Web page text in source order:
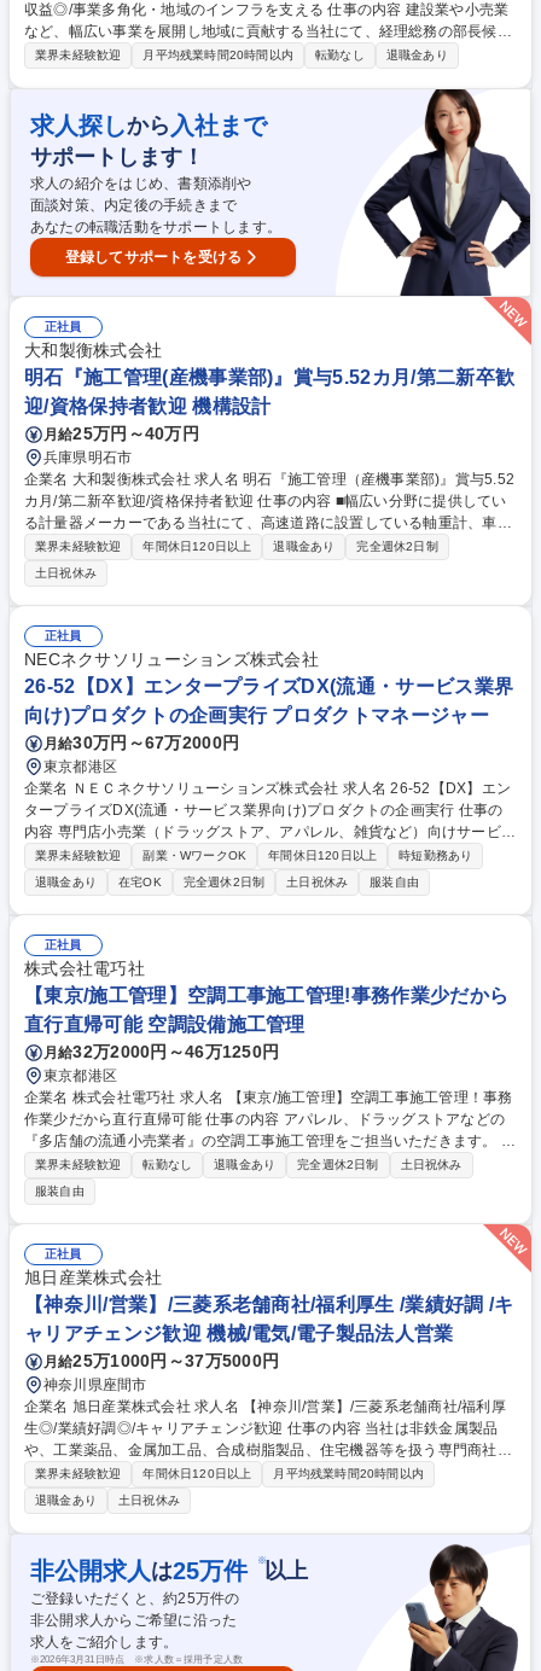
収益◎/事業多角化・地域のインフラを支える 仕事の内容 建設業や小売業
など、幅広い事業を展開し地域に貢献する当社にて、経理総務の部長候補
として経営に関わる幅広い業務をお任せします。まずは経理の実務からス
理部長としての活躍を期待しているポジションです。 ・出入金対応、支払
い業務、月次・年次決算、システムへの入力 ・売上原価管理、出納業務、
税務関連対応、給与計算、勤怠管理、備品管理 ・売上や利益等の会計デー
タ集計、資料作成 ・管理会計、キャッシュフロー試算表などの作成、経営
に必要な数字分析 ・建設業の入札申請、経営事項審査（経審）などの手続
き 募集職種 【一関/経理】幹部候補/5年連続増収益◎/事業多角化・地域の
インフラを支える
業界未経験歓迎 月平均残業時間20時間以内 転勤なし 退職金あり
求人探しから 入社まで
サポートします！
求人の紹介をはじめ、書類添削や
面談対策、内定後の手続きまで
あなたの転職活動をサポートします。
登録してサポートを受ける
正社員
大和製衡株式会社
明石『施工管理(産機事業部)』賞与5.52カ月/第二新卒歓
迎/資格保持者歓迎 機構設計
月給25万円～40万円
兵庫県明石市
企業名 大和製衡株式会社 求人名 明石『施工管理（産機事業部)』賞与5.52
カ月/第二新卒歓迎/資格保持者歓迎 仕事の内容 ■幅広い分野に提供してい
る計量器メーカーである当社にて、高速道路に設置している軸重計、車重
計の施工管理業務（特に現場代理人、主任技術者としての業務）をお任せ
します。 【具体的には】■施工計画の立案、工程管理（現場調査を行い、
発注仕様に基づいた施工計画を立案し、竣工までの工程を管理）■機器
（軸重計、車重計）の品質確認（図面・仕様書通りに機器が製作できてい
ることの品質確認、機能確認、検査成績書、写真台帳の作成）■発注者の
立会検査対応■下請け技術者統括■現地据付工事の対応■現地工事完了後の
竣工業務（書籍、写真等）※建物の改変を伴う業務は含まない 募集職種
明石『施工管理（産機事業部)』賞与5.52カ月/第二新卒歓迎/資格保持者歓
迎
業界未経験歓迎 年間休日120日以上 退職金あり
完全週休2日制
土日祝休み
正社員
NECネクサソリューションズ株式会社
26-52【DX】エンタープライズDX(流通・サービス業界
向け)プロダクトの企画実行 プロダクトマネージャー
月給30万円～67万2000円
東京都港区
企業名 ＮＥＣネクサソリューションズ株式会社 求人名 26-52【DX】エン
タープライズDX(流通・サービス業界向け)プロダクトの企画実行 仕事の
内容 専門店小売業（ドラッグストア、アパレル、雑貨など）向けサービス
「storeGATE」を軸に、プロダクトの企画と事業の成長を担う役割となり
ます。 【業務詳細】プロダクトの企画から実行まで一貫して関わり、企画
を形にし、成果につなげるところまで責任を担っていただきます。具体的
に「storeGATE」シリーズの機能強化や新プロダクトの企画に加え、展示
会やセミナーなどの活動など。 単に企画を立てるだけではなく、営業、S
E、マーケティングと連携しながら具体化し、お客様に価値として届ける
ところまでを担っていただきます。 募集職種 26-52【DX】エンタープラ
イズDX(流通・サービス業界向け)プロダクトの企画実行
業界未経験歓迎 副業・WワークOK 年間休日120日以上
時短勤務あり
退職金あり
在宅OK 完全週休2日制 土日祝休み 服装自由
正社員
株式会社電巧社
【東京/施工管理】空調工事施工管理!事務作業少だから
直行直帰可能 空調設備施工管理
月給32万2000円～46万1250円
東京都港区
企業名 株式会社電巧社 求人名 【東京/施工管理】空調工事施工管理！事務
作業少だから直行直帰可能 仕事の内容 アパレル、ドラッグストアなどの
『多店舗の流通小売業者』の空調工事施工管理をご担当いただきます。 ※
建物の改変を伴う業務は含まない ■事前打ち合わせ：自社と建築業者と施
主の三社間で工程と図面確認を行い、工程管理表/作業指示書に書き起こす
■実務へのとりかかり：工程管理表をもとにスケジュールの管理や作業指
示書をもとに具体的な指示■仕上げ/試運転：中間検査での指摘や認識の相
違があった場合は、仕上げとしてその修正を行い、試運転を実施し確認■
引き渡し/取り扱い説明：店舗や設備の実稼働が始まった段階で使用者への
取り扱い説明 募集職種 【東京/施工管理】空調工事施工管理！事務作業少
だから直行直帰可能
業界未経験歓迎 転勤なし 退職金あり 完全週休2日制
土日祝休み
服装自由
正社員
旭日産業株式会社
【神奈川/営業】/三菱系老舗商社/福利厚生 /業績好調 /キ
ャリアチェンジ歓迎 機械/電気/電子製品法人営業
月給25万1000円～37万5000円
神奈川県座間市
企業名 旭日産業株式会社 求人名 【神奈川/営業】/三菱系老舗商社/福利厚
生◎/業績好調◎/キャリアチェンジ歓迎 仕事の内容 当社は非鉄金属製品
や、工業薬品、金属加工品、合成樹脂製品、住宅機器等を扱う専門商社で
す。そんな当社で営業職(管工機材、住環境機器、ルームエアコン等の卸
売)をお任せいたします。 【詳細】 ■三菱電機住宅設備機器・空調設備機
器のルート販売営業 ■営業先は管材商社・ハウスメーカー・建材・工務店
になります。20社ほど担当いただく予定です。 ■営業エリアはメインは神
奈川県、その他静岡県の一部(東部)等をご担当いただきます。 ※快適な職
場環境を目指しており、コミュニケーションや福利厚生を充実させており
ます！ 募集職種 【神奈川/営業】/三菱系老舗商社/福利厚生◎/業績好調◎/
キャリアチェンジ歓迎
業界未経験歓迎 年間休日120日以上
月平均残業時間20時間以内
退職金あり
土日祝休み
非公開求人 は25万件 ※以上
ご登録いただくと、約25万件の
非公開求人からご希望に沿った
求人をご紹介します。
※2026年3月31日時点 ※求人数＝採用予定人数